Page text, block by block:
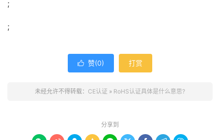
;
;
 赞(0) 打赏
未经允许不得转载： CE认证 » RoHS认证具体是什么意思?
分享到